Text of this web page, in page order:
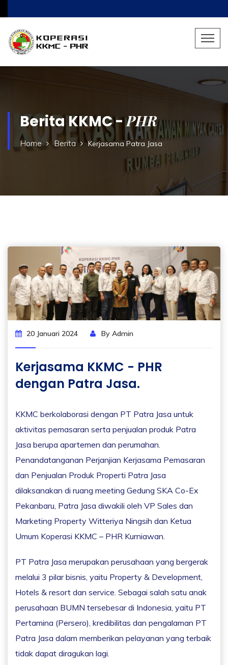
Berita KKMC -PHR
Home Berita Kerjasama Patra Jasa
20 Januari 2024 By Admin
Kerjasama KKMC - PHR
dengan Patra Jasa.
KKMC berkolaborasi dengan PT Patra Jasa untuk
aktivitas pemasaran serta penjualan produk Patra
Jasa berupa apartemen dan perumahan.
Penandatanganan Perjanjian Kerjasama Pemasaran
dan Penjualan Produk Properti Patra Jasa
dilaksanakan di ruang meeting Gedung SKA Co-Ex
Pekanbaru, Patra Jasa diwakili oleh VP Sales dan
Marketing Property Witteriya Ningsih dan Ketua
Umum Koperasi KKMC – PHR Kurniawan.
PT Patra Jasa merupakan perusahaan yang bergerak
melalui 3 pilar bisnis, yaitu Property & Development,
Hotels & resort dan service. Sebagai salah satu anak
perusahaan BUMN tersebesar di Indonesia, yaitu PT
Pertamina (Persero), kredibilitas dan pengalaman PT
Patra Jasa dalam memberikan pelayanan yang terbaik
tidak dapat diragukan lagi.